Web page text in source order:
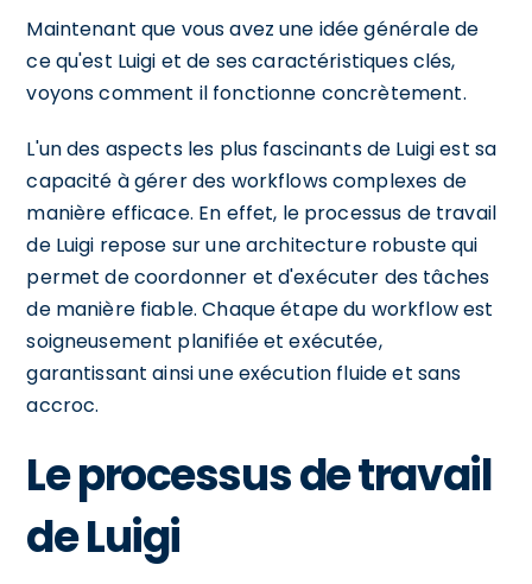
Maintenant que vous avez une idée générale de
ce qu'est Luigi et de ses caractéristiques clés,
voyons comment il fonctionne concrètement.
L'un des aspects les plus fascinants de Luigi est sa
capacité à gérer des workflows complexes de
manière efficace. En effet, le processus de travail
de Luigi repose sur une architecture robuste qui
permet de coordonner et d'exécuter des tâches
de manière fiable. Chaque étape du workflow est
soigneusement planifiée et exécutée,
garantissant ainsi une exécution fluide et sans
accroc.
Le processus de travail
de Luigi